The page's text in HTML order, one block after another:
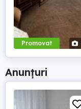
Promovat
Anunțuri